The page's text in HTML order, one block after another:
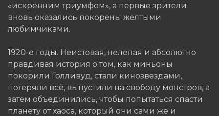
«искренним триумфом», а первые зрители
вновь оказались покорены желтыми
любимчиками.
1920-е годы. Неистовая, нелепая и абсолютно
правдивая история о том, как миньоны
покорили Голливуд, стали кинозвездами,
потеряли всё, выпустили на свободу монстров, а
затем объединились, чтобы попытаться спасти
планету от хаоса, который они сами же и